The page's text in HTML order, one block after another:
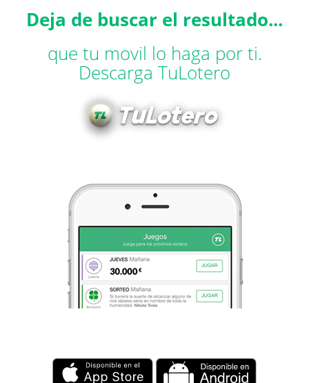
Deja de buscar el resultado...
que tu movil lo haga por ti.
Descarga TuLotero